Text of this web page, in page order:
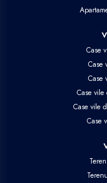
Case
Case
Case
Case
Case vile
Case